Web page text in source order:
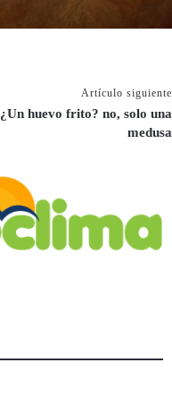
Artículo siguiente
¿Un huevo frito? no, solo una
medusa